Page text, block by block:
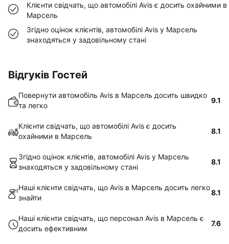
Клієнти свідчать, що автомобілі Avis є досить охайними в
Марсель
Згідно оцінок клієнтів, автомобілі Avis у Марсель
знаходяться у задовільному стані
Відгуків Гостей
Повернути автомобіль Avis в Марсель досить швидко
та легко
9.1
Клієнти свідчать, що автомобілі Avis є досить
охайними в Марсель
8.1
Згідно оцінок клієнтів, автомобілі Avis у Марсель
знаходяться у задовільному стані
8.1
Наші клієнти свідчать, що Avis в Марсель досить легко
знайти
8.1
Наші клієнти свідчать, що персонал Avis в Марсель є
досить ефективним
7.6